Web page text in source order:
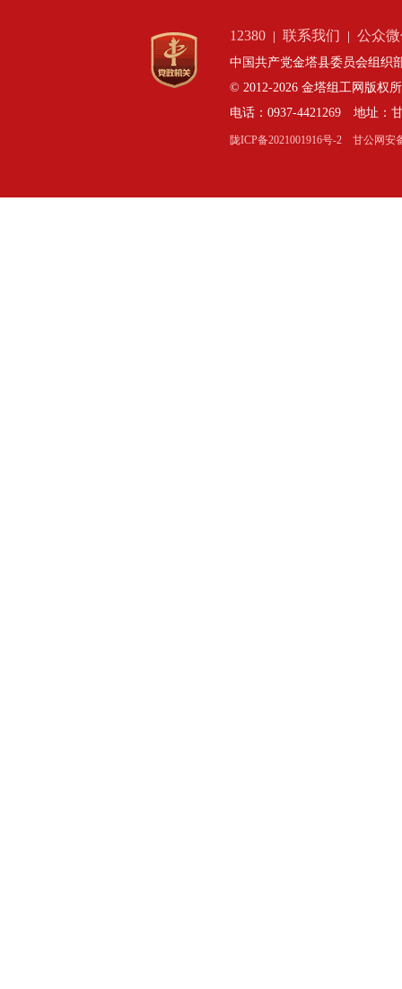
12380 联系我们 公众
中国共产党金塔县委员会组织
© 2012-2026 金塔组工网版权
电话：0937-4421269 地址：
陇ICP备2021001916号-2 甘公网安